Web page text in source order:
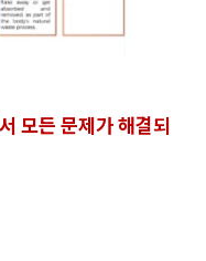
모든 문제가 해결되